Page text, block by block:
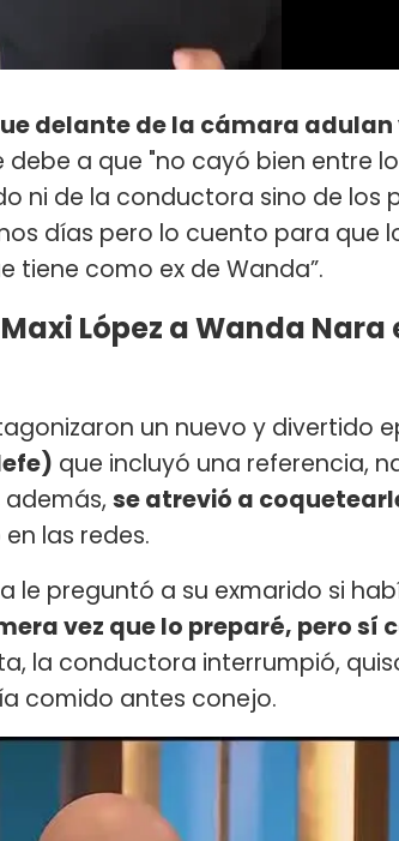
delante de la cámara adulan
debe a que "no cayó bien entre
ni de la conductora sino de los
días pero lo cuento para que
tiene como ex de Wanda”.
López a Wanda Nara
un nuevo y divertido
que incluyó una referencia,
además, se atrevió a
las redes.
le preguntó a su exmarido si
vez que lo preparé, pero sí
la conductora interrumpió,
comido antes conejo.